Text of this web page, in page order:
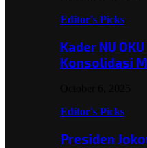
Editor's Picks
Kader NU
Konsolidasi
Editor's Picks
Presiden